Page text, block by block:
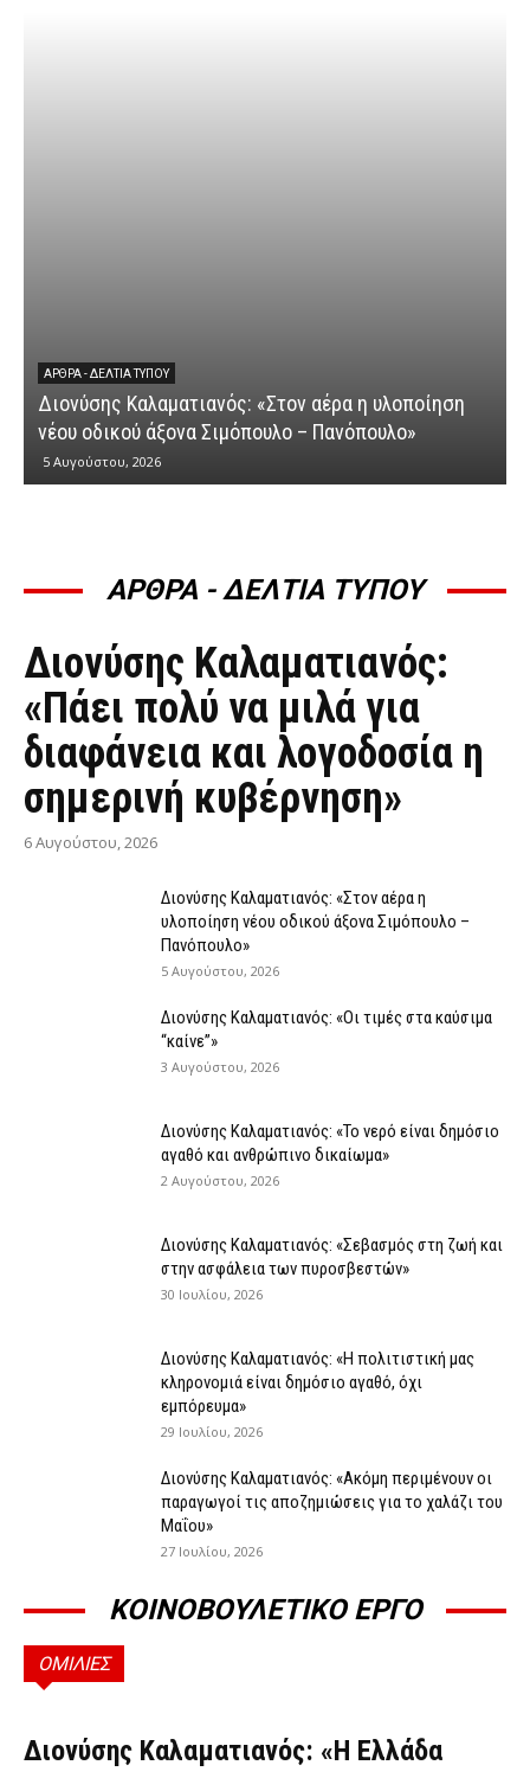
ΆΡΘΡΑ - ΔΕΛΤΊΑ ΤΎΠΟΥ
Διονύσης Καλαματιανός: «Στον αέρα η υλοποίηση
νέου οδικού άξονα Σιμόπουλο – Πανόπουλο»
5 Αυγούστου, 2026
ΑΡΘΡΑ - ΔΕΛΤΙΑ ΤΥΠΟΥ
ΆΡΘΡΑ - ΔΕΛΤΊΑ ΤΎΠΟΥ
Διονύσης Καλαματιανός:
«Πάει πολύ να μιλά για
διαφάνεια και λογοδοσία η
σημερινή κυβέρνηση»
6 Αυγούστου, 2026
Διονύσης Καλαματιανός: «Στον αέρα η
υλοποίηση νέου οδικού άξονα Σιμόπουλο –
Πανόπουλο»
5 Αυγούστου, 2026
Διονύσης Καλαματιανός: «Οι τιμές στα καύσιμα
“καίνε”»
3 Αυγούστου, 2026
Διονύσης Καλαματιανός: «Το νερό είναι δημόσιο
αγαθό και ανθρώπινο δικαίωμα»
2 Αυγούστου, 2026
Διονύσης Καλαματιανός: «Σεβασμός στη ζωή και
στην ασφάλεια των πυροσβεστών»
30 Ιουλίου, 2026
Διονύσης Καλαματιανός: «Η πολιτιστική μας
κληρονομιά είναι δημόσιο αγαθό, όχι
εμπόρευμα»
29 Ιουλίου, 2026
Διονύσης Καλαματιανός: «Ακόμη περιμένουν οι
παραγωγοί τις αποζημιώσεις για το χαλάζι του
Μαΐου»
27 Ιουλίου, 2026
ΚΟΙΝΟΒΟΥΛΕΤΙΚΟ ΕΡΓΟ
ΟΜΙΛΙΕΣ
ΟΜΙΛΊΕΣ
Διονύσης Καλαματιανός: «Η Ελλάδα